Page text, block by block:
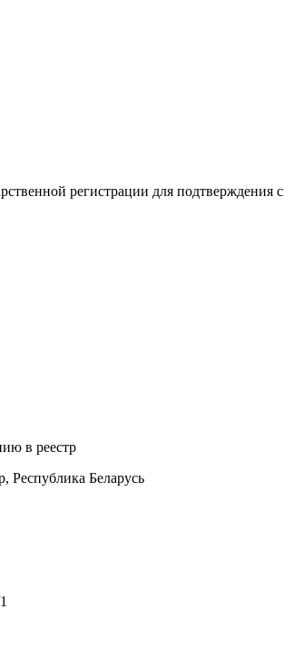
регистрации для
в реестр
Республика Беларусь